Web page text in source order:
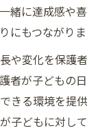
緒に達成感や
にもつながりま
や変化を保護
者が子どもの
きる環境を提
子どもに対し